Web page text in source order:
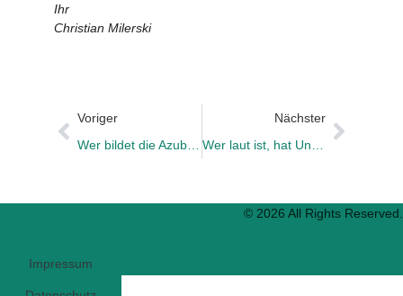
Ihr
Christian Milerski
Voriger
Wer bildet die Azubis aus
Nächster
Wer laut ist, hat Unrecht
© 2026 All Rights Reserved.
Impressum